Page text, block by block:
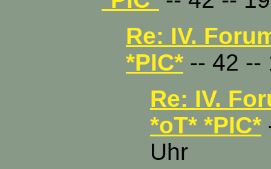
Re: IV.
*PIC* -- 42 --
Re: IV.
*oT* *PIC*
Uhr